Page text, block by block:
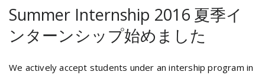
Summer Internship 2016 夏季イ
ンターンシップ始めました
We actively accept students under an intership program in